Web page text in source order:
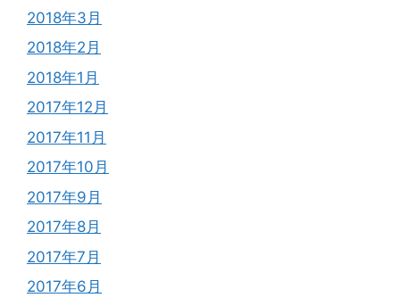
2018年3月
2018年2月
2018年1月
2017年12月
2017年11月
2017年10月
2017年9月
2017年8月
2017年7月
2017年6月